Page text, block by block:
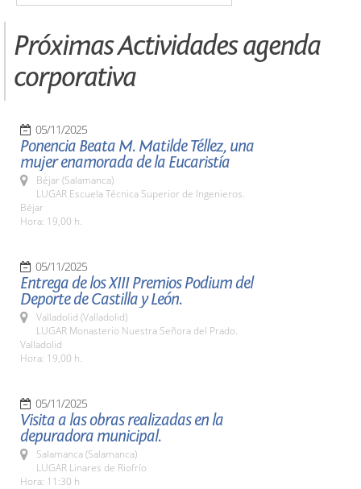
Próximas Actividades agenda
corporativa
05/11/2025
Ponencia Beata M. Matilde Téllez, una
mujer enamorada de la Eucaristía
Béjar (Salamanca)
LUGAR Escuela Técnica Superior de Ingenieros.
Béjar
Hora: 19,00 h.
05/11/2025
Entrega de los XIII Premios Podium del
Deporte de Castilla y León.
Valladolid (Valladolid)
LUGAR Monasterio Nuestra Señora del Prado.
Valladolid
Hora: 19,00 h.
05/11/2025
Visita a las obras realizadas en la
depuradora municipal.
Salamanca (Salamanca)
LUGAR Linares de Riofrío
Hora: 11:30 h